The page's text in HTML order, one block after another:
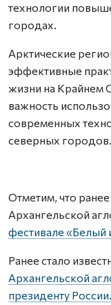
технологии
городах.
Арктические
эффективные
жизни на Крайнем
важность
современных
северных городов.
Отметим, что
Архангельской
фестивале «Белый
Ранее стало
Архангельской
президенту России.